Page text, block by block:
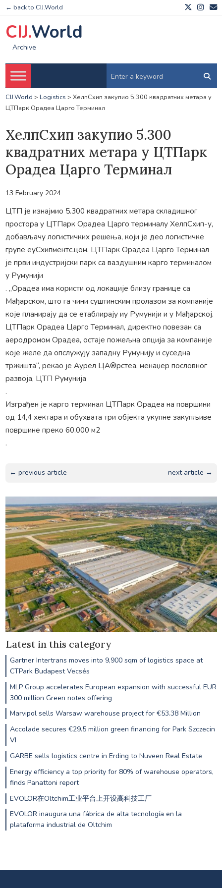
← back to CIJ.World
CIJ.World
Archive
CIJ.World > Logistics > ХелпСхип закупио 5.300 квадратних метара у
ЦТПарк Орадеа Царго Терминал
ХелпСхип закупио 5.300
квадратних метара у ЦТПарк
Орадеа Царго Терминал
13 February 2024
ЦТП је изнајмио 5.300 квадратних метара складишног
простора у ЦТПарк Орадеа Царго терминалу ХелпСхип-у,
добављачу логистичких решења, који је део логистичке
групе еуСхипментс.цом. ЦТПарк Орадеа Царго Терминал
је први индустријски парк са ваздушним карго терминалом
у Румунији
. „Орадеа има користи од локације близу границе са
Мађарском, што га чини суштинским пролазом за компаније
које планирају да се етаблирају иу Румунији и у Мађарској.
ЦТПарк Орадеа Царго Терминал, директно повезан са
аеродромом Орадеа, остаје пожељна опција за компаније
које желе да опслужују западну Румунију и суседна
тржишта“, рекао је Аурел ЦА®рстеа, менаџер пословног
развоја, ЦТП Румунија
.
Изграђен је карго терминал ЦТПарк Орадеа на површини
од 14,4 хектара и обухвата три објекта укупне закупљиве
површине преко 60.000 м2
.
← previous article next article →
Latest in this category
Gartner Intertrans moves into 9,900 sqm of logistics space at
CTPark Budapest Vecsés
MLP Group accelerates European expansion with successful EUR
300 million Green notes offering
Marvipol sells Warsaw warehouse project for €53.38 Million
Accolade secures €29.5 million green financing for Park Szczecin
VI
GARBE sells logistics centre in Erding to Nuveen Real Estate
Energy efficiency a top priority for 80% of warehouse operators,
finds Panattoni report
EVOLOR在Oltchim工业平台上开设高科技工厂
EVOLOR inaugura una fábrica de alta tecnología en la
plataforma industrial de Oltchim